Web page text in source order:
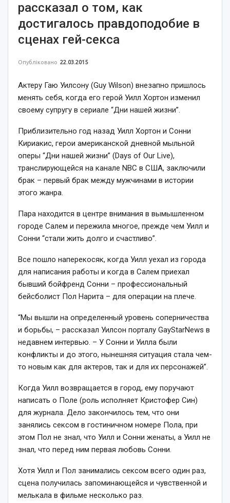
рассказал о том, как
достигалось правдоподобие в
сценах гей-секса
Опубліковано 22.03.2015
Актеру Гаю Уилсону (Guy Wilson) внезапно пришлось
менять себя, когда его герой Уилл Хортон изменил
своему супругу в сериале “Дни нашей жизни”.
Приблизительно год назад Уилл Хортон и Сонни
Кириакис, герои американской дневной мыльной
оперы “Дни нашей жизни” (Days of Our Live),
транслирующейся на канале NBC в США, заключили
брак – первый брак между мужчинами в истории
этого жанра.
Пара находится в центре внимания в вымышленном
городе Салем и пережила многое, прежде чем Уилл и
Сонни “стали жить долго и счастливо”.
Все пошло наперекосяк, когда Уилл уехал из города
для написания работы и когда в Салем приехал
бывший бойфренд Сонни – профессиональный
бейсболист Пол Нарита – для операции на плече.
“Мы вышли на определенный уровень соперничества
и борьбы, – рассказал Уилсон порталу GayStarNews в
недавнем интервью. – У Сонни и Уилла были
конфликты и до этого, нынешняя ситуация стала чем-
то новым как для актеров, так и для их персонажей”.
Когда Уилл возвращается в город, ему поручают
написать о Поле (роль исполняет Кристофер Син)
для журнала. Дело закончилось тем, что они
занялись сексом в гостиничном номере Пола, при
этом Пол не знал, что Уилл и Сонни женаты, а Уилл не
знал, что перед ним первая любовь Сонни.
Хотя Уилл и Пол занимались сексом всего один раз,
сцена получилась запоминающейся и чувственной и
мелькала в фильме несколько раз.